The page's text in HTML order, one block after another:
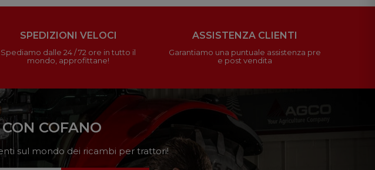
SPEDIZIONI VELOCI
Spediamo dalle 24 / 72 ore in tutto il
mondo, approfittane!
ASSISTENZA CLIENTI
Garantiamo una puntuale assistenza pre
e post vendita
COFANO
sul mondo dei ricambi per trattori!